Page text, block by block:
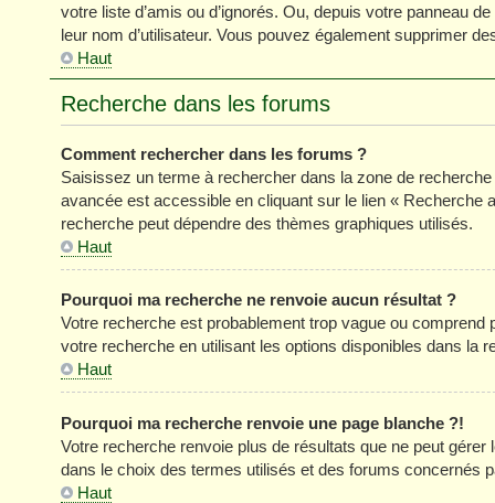
votre liste d’amis ou d’ignorés. Ou, depuis votre panneau
leur nom d’utilisateur. Vous pouvez également supprimer
Haut
Recherche dans les forums
Comment rechercher dans les forums ?
Saisissez un terme à rechercher dans la zone de
avancée est accessible en cliquant sur le lien « Recherche
recherche peut dépendre des thèmes graphiques utilisés.
Haut
Pourquoi ma recherche ne renvoie aucun résultat ?
Votre recherche est probablement trop vague ou
votre recherche en utilisant les options disponibles dans la
Haut
Pourquoi ma recherche renvoie une page blanche ?!
Votre recherche renvoie plus de résultats que ne peut
dans le choix des termes utilisés et des forums concernés
Haut